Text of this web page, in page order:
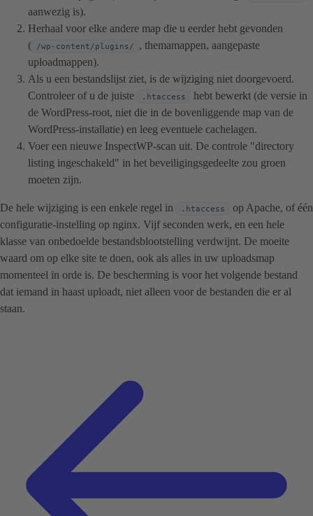
aanwezig is).
Herhaal voor elke andere map die u eerder hebt gevonden
( /wp-content/plugins/
, themamappen, aangepaste
uploadmappen).
Als u een bestandslijst ziet, is de wijziging niet doorgevoerd.
Controleer of u de juiste
.htaccess
hebt bewerkt (de versie in
de WordPress-root, niet die in de bovenliggende map van de
WordPress-installatie) en leeg eventuele cachelagen.
Voer een nieuwe InspectWP-scan uit. De controle "directory
listing ingeschakeld" in het beveiligingsgedeelte zou groen
moeten zijn.
De hele wijziging is een enkele regel in .htaccess
op Apache, of één
configuratie-instelling op nginx. Vijf seconden werk, en een hele
klasse van onbedoelde bestandsblootstelling verdwijnt. De moeite
waard om op elke site te doen, ook als alles in uw uploadsmap
momenteel in orde is. De bescherming is voor het volgende bestand
dat iemand in haast uploadt, niet alleen voor de bestanden die er al
staan.